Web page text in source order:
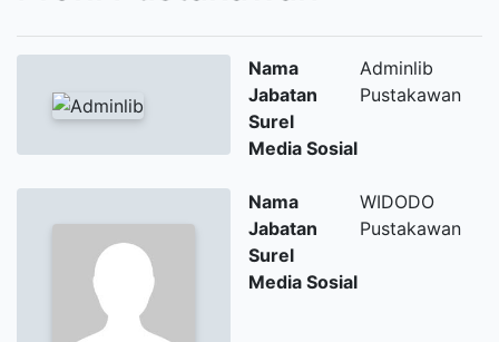
Nama
Adminlib
Jabatan
Pustakawan
Surel
Media Sosial
Nama
WIDODO
Jabatan
Pustakawan
Surel
Media Sosial